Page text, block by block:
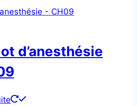
d’anesthésie